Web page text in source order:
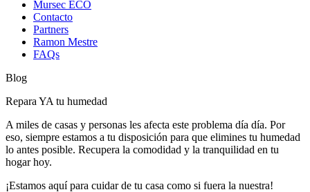
Mursec ECO
Contacto
Partners
Ramon Mestre
FAQs
Blog
Repara YA tu humedad
A miles de casas y personas les afecta este problema día día. Por
eso, siempre estamos a tu disposición para que elimines tu humedad
lo antes posible. Recupera la comodidad y la tranquilidad en tu
hogar hoy.
¡Estamos aquí para cuidar de tu casa como si fuera la nuestra!